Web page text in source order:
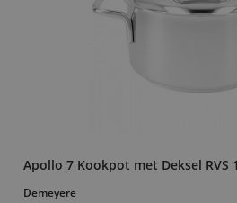
Apollo 7 Kookpot met Deksel RVS
Demeyere